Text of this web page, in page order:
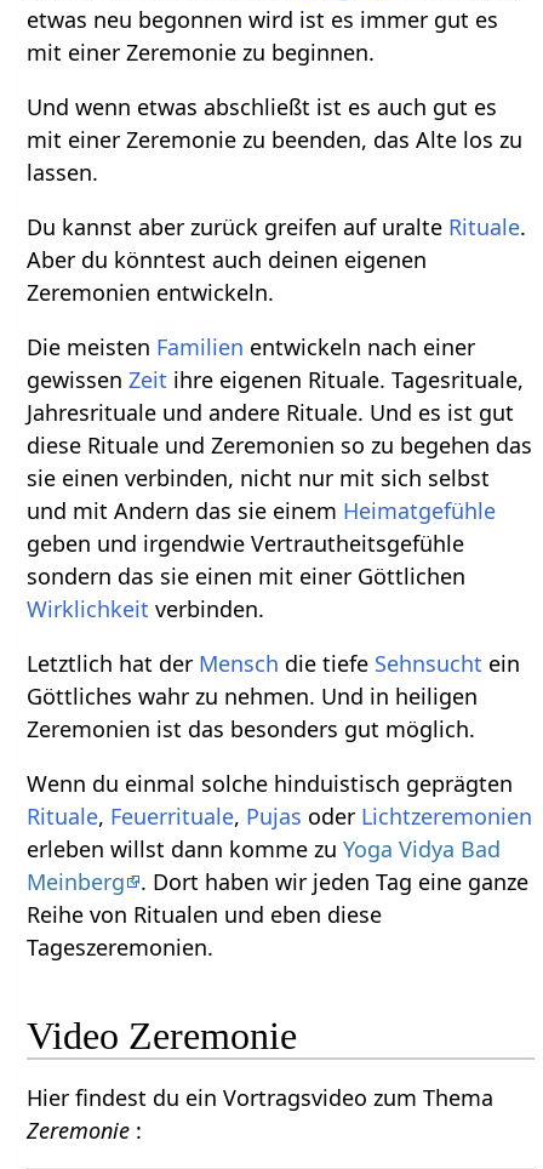
etwas neu begonnen wird ist es immer gut es
mit einer Zeremonie zu beginnen.
Und wenn etwas abschließt ist es auch gut es
mit einer Zeremonie zu beenden, das Alte los zu
lassen.
Du kannst aber zurück greifen auf uralte Rituale.
Aber du könntest auch deinen eigenen
Zeremonien entwickeln.
Die meisten Familien entwickeln nach einer
gewissenZeit ihre eigenen Rituale. Tagesrituale,
Jahresrituale und andere Rituale. Und es ist gut
diese Rituale und Zeremonien so zu begehen das
sie einen verbinden, nicht nur mit sich selbst
und mit Andern das sie einem Heimatgefühle
geben und irgendwie Vertrautheitsgefühle
sondern das sie einen mit einer Göttlichen
Wirklichkeit verbinden.
Letztlich hat der Mensch die tiefe Sehnsucht ein
Göttliches wahr zu nehmen. Und in heiligen
Zeremonien ist das besonders gut möglich.
Wenn du einmal solche hinduistisch geprägten
Rituale, Feuerrituale, Pujas oder Lichtzeremonien
erleben willst dann komme zuYoga Vidya Bad
Meinberg
. Dort haben wir jeden Tag eine ganze
Reihe von Ritualen und eben diese
Tageszeremonien.
Video Zeremonie
Hier findest du ein Vortragsvideo zum Thema
Zeremonie :